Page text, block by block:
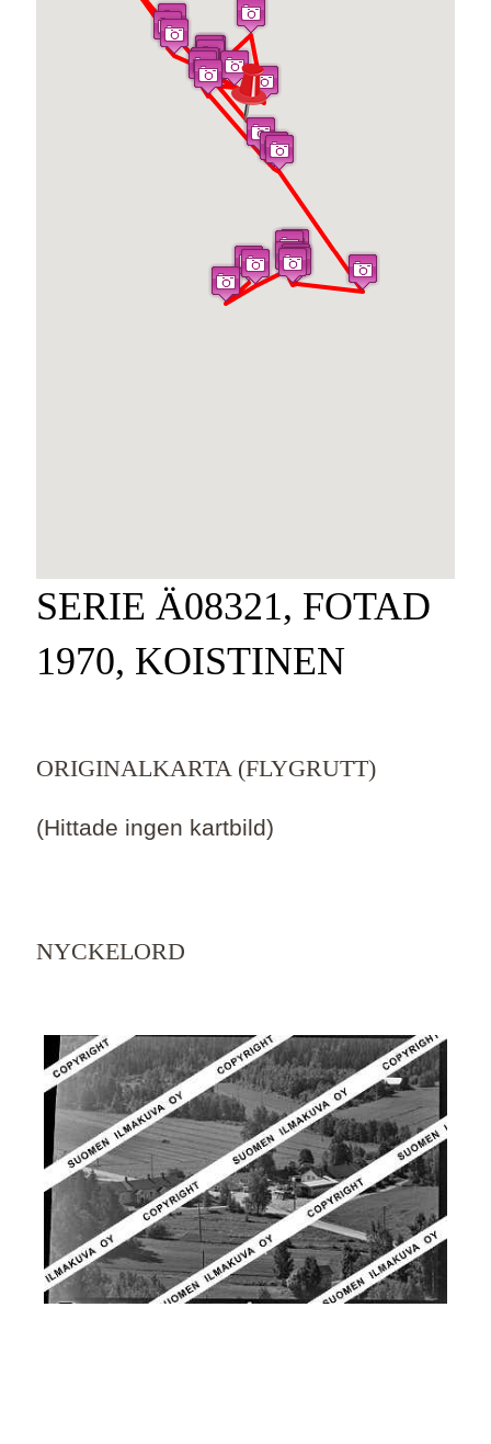
SERIE Ä08321, FOTAD
1970, KOISTINEN
ORIGINALKARTA (FLYGRUTT)
(Hittade ingen kartbild)
NYCKELORD